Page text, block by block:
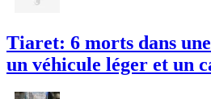
Tiaret: 6 morts dans
un véhicule léger et un